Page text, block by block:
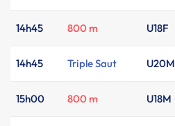
14h45 800 m U18F
14h45 Triple Saut U20M
15h00 800 m U18M